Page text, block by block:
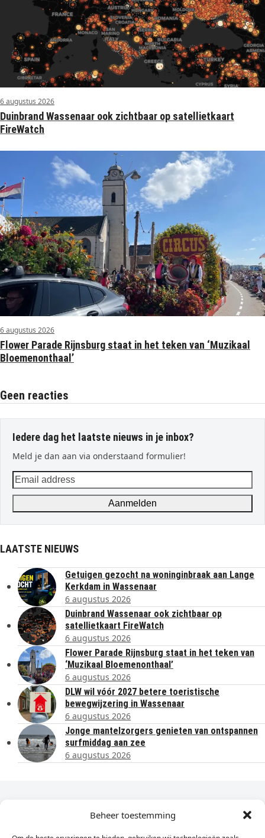
Beheer toestemming
6 augustus 2026
Duinbrand Wassenaar ook zichtbaar op satellietkaart
FireWatch
6 augustus 2026
Flower Parade Rijnsburg staat in het teken van ‘Muzikaal
Bloemenonthaal’
Geen reacties
Iedere dag het laatste nieuws in je inbox?
Meld je dan aan via onderstaand formulier!
Email
address
Aanmelden
LAATSTE NIEUWS
Getuigen gezocht na woninginbraak aan Lange
Kerkdam in Wassenaar
6 augustus 2026
Duinbrand Wassenaar ook zichtbaar op
satellietkaart FireWatch
6 augustus 2026
Flower Parade Rijnsburg staat in het teken van
‘Muzikaal Bloemenonthaal’
6 augustus 2026
DLW wil vóór 2027 betere toeristische
bewegwijzering in Wassenaar
6 augustus 2026
Jonge mantelzorgers genieten van ontspannen
surfmiddag aan zee
6 augustus 2026
Dagelijks het laatste nieuws in je e-mail?